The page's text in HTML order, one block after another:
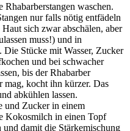
waschen.
nur falls nötig entfädeln
sich zwar abschälen, aber
muss!) und in
Die Stücke mit Wasser, Zucker
und bei schwacher
bis der Rhabarber
mag, kocht ihn kürzer. Das
abkühlen lassen.
und Zucker in einem
Kokosmilch in einen Topf
damit die Stärkemischung